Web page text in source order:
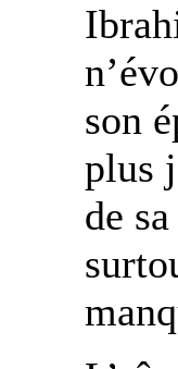
son
plus
de